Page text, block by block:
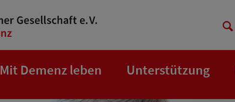
Mit Demenz leben Unterstützung